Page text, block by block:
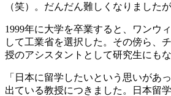
（笑）。だんだん難しくなりましたが
1999年に大学を卒業すると、ワンウ
して工業省を選択した。その傍ら、
授のアシスタントとして研究生にもな
「日本に留学したいという思いがあ
出ている教授につきました。日本留